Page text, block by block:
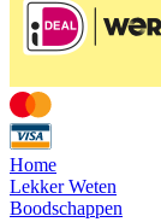
Home
Lekker Weten
Boodschappen